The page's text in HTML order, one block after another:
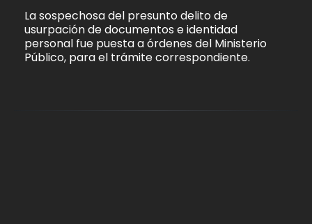
La sospechosa del presunto delito de
usurpación de documentos e identidad
personal fue puesta a órdenes del Ministerio
Público, para el trámite correspondiente.